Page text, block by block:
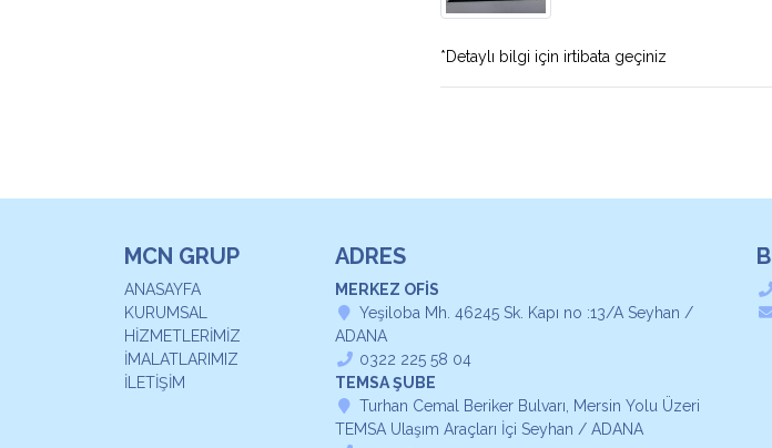
*Detaylı bilgi için irtibata geçiniz
MCN GRUP
ANASAYFA
KURUMSAL
HİZMETLERİMİZ
İMALATLARIMIZ
İLETİŞİM
ADRES
MERKEZ OFİS
Yeşiloba Mh. 46245 Sk. Kapı no :13/A Seyhan /
ADANA
0322 225 58 04
TEMSA ŞUBE
Turhan Cemal Beriker Bulvarı, Mersin Yolu Üzeri
TEMSA Ulaşım Araçları İçi Seyhan / ADANA